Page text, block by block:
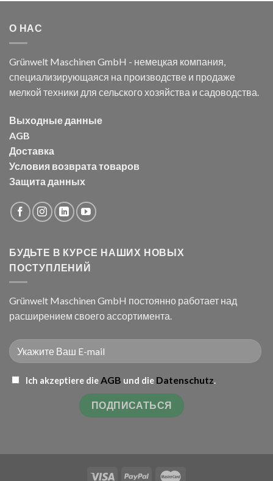
О НАС
Grünwelt Maschinen GmbH - немецкая компания,
специализирующаяся на производстве и продаже
мелкой техники для сельского хозяйства и садоводства.
Выходные данные
AGB
Доставка
Условия возврата товаров
Защита данных
БУДЬТЕ В КУРСЕ НАШИХ НОВЫХ
ПОСТУПЛЕНИЙ
Grünwelt Maschinen GmbH постоянно работает над
расширением своего ассортимента.
Ich akzeptiere dieAGB und die Datenschutz.